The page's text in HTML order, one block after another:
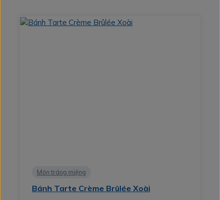
Món tráng miệng
Bánh Tarte Crème Brûlée Xoài